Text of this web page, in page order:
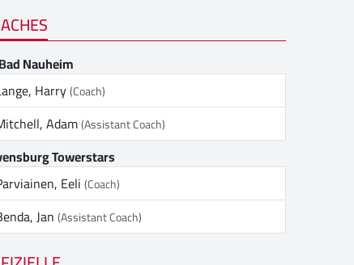
Nauheim
Harry(Coach)
Adam(Assistant Coach)
Towerstars
Eeli(Coach)
Jan(Assistant Coach)